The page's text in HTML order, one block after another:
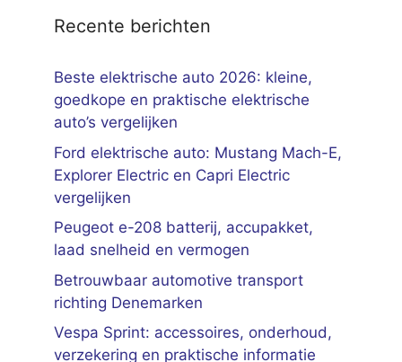
Recente berichten
Beste elektrische auto 2026: kleine,
goedkope en praktische elektrische
auto’s vergelijken
Ford elektrische auto: Mustang Mach-E,
Explorer Electric en Capri Electric
vergelijken
Peugeot e-208 batterij, accupakket,
laad snelheid en vermogen
Betrouwbaar automotive transport
richting Denemarken
Vespa Sprint: accessoires, onderhoud,
verzekering en praktische informatie